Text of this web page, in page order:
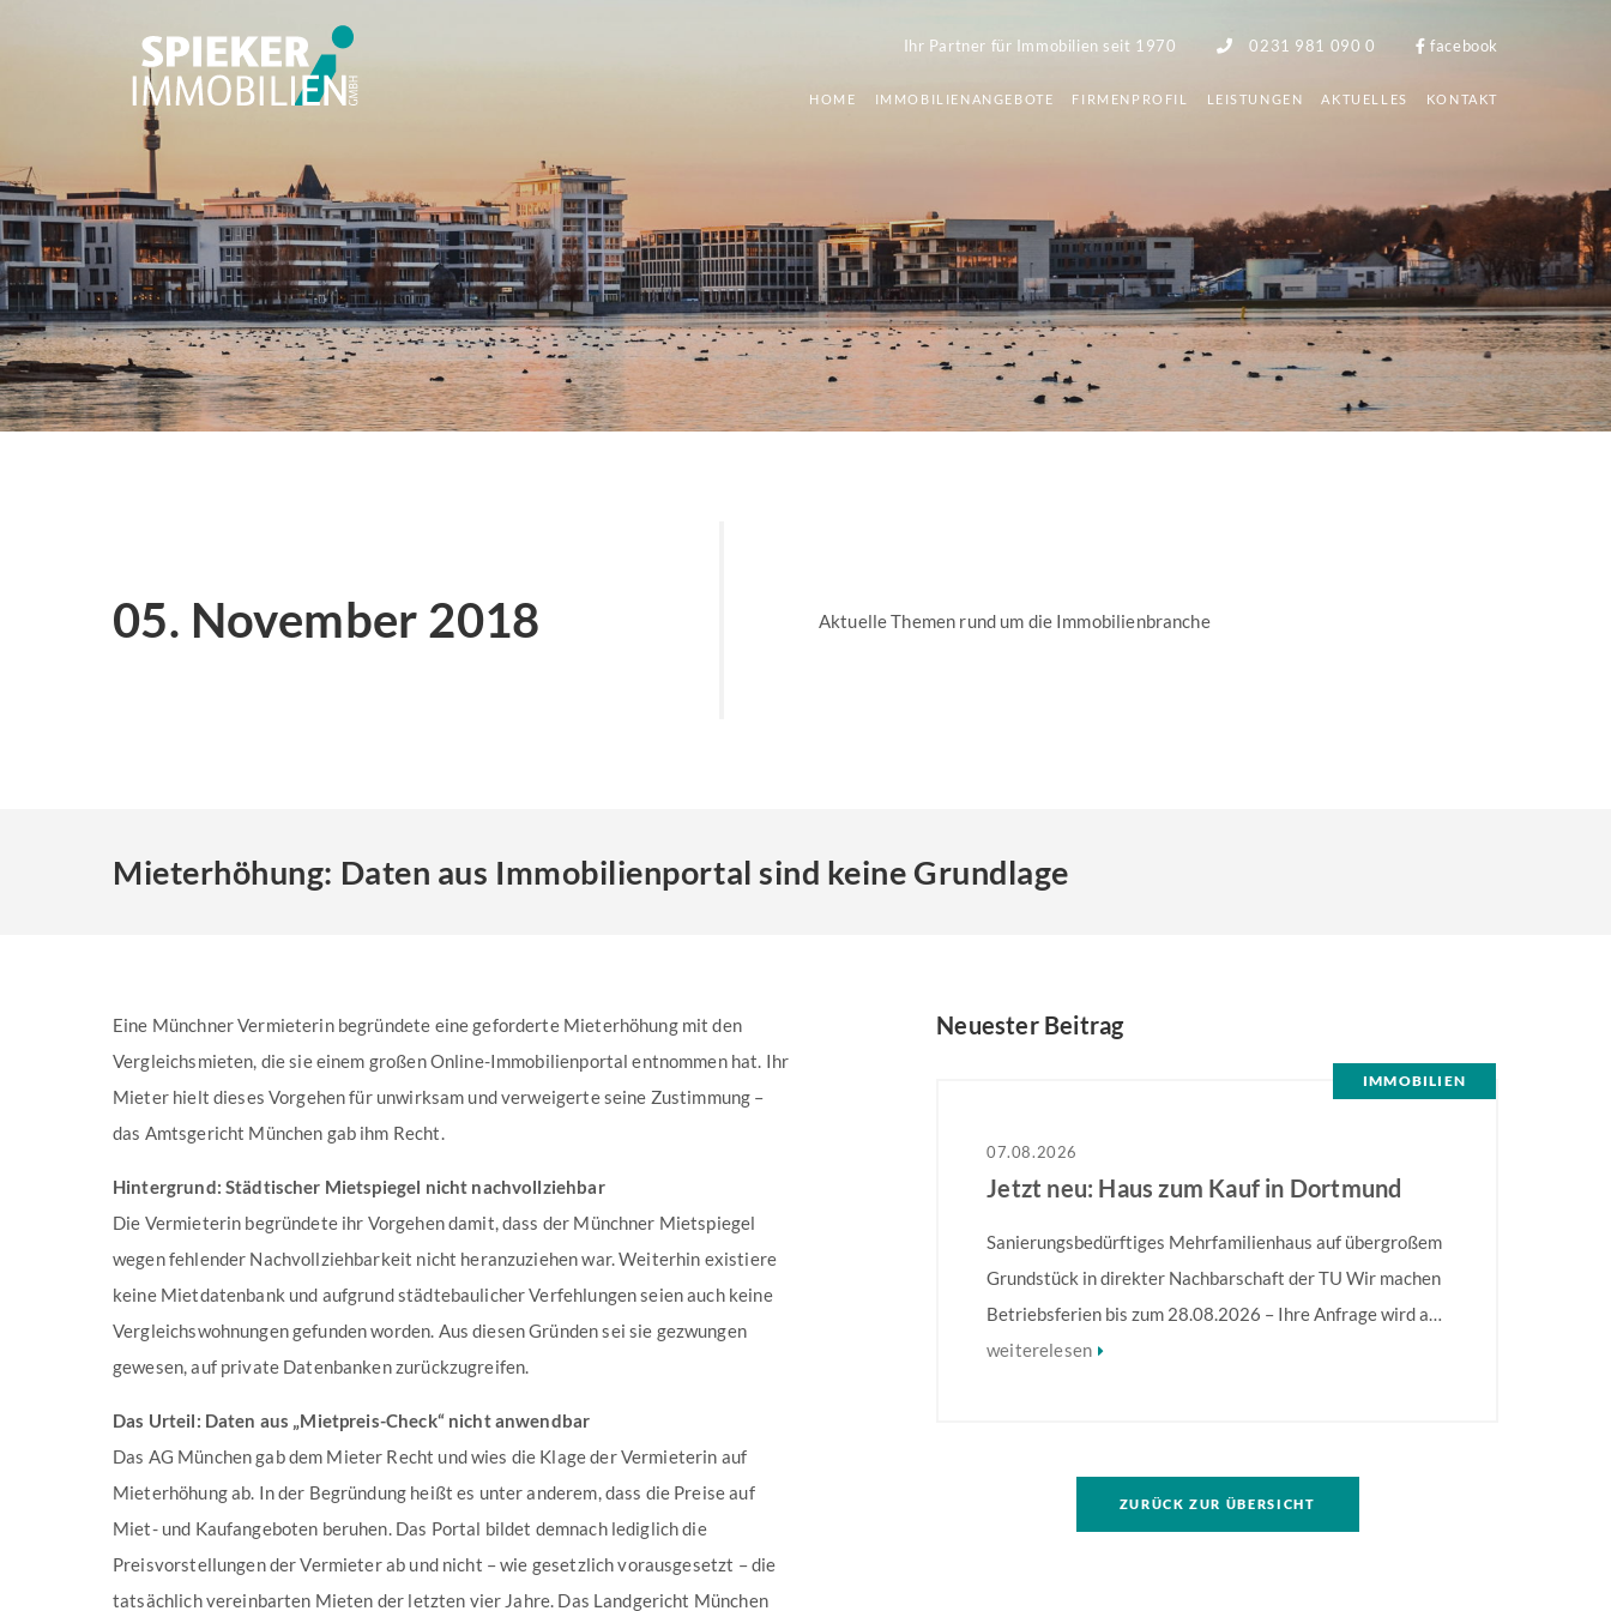
Ihr Partner für Immobilien seit 1970 0231 981 090 0 facebook
HOME IMMOBILIENANGEBOTE FIRMENPROFIL LEISTUNGEN AKTUELLES KONTAKT
05. November 2018 Aktuelle Themen rund um die Immobilienbranche
Mieterhöhung: Daten aus Immobilienportal sind keine Grundlage
Eine Münchner Vermieterin begründete eine geforderte Mieterhöhung mit den
Vergleichsmieten, die sie einem großen Online-Immobilienportal entnommen hat. Ihr
Mieter hielt dieses Vorgehen für unwirksam und verweigerte seine Zustimmung –
das Amtsgericht München gab ihm Recht.
Hintergrund: Städtischer Mietspiegel nicht nachvollziehbar
Die Vermieterin begründete ihr Vorgehen damit, dass der Münchner Mietspiegel
wegen fehlender Nachvollziehbarkeit nicht heranzuziehen war. Weiterhin existiere
keine Mietdatenbank und aufgrund städtebaulicher Verfehlungen seien auch keine
Vergleichswohnungen gefunden worden. Aus diesen Gründen sei sie gezwungen
gewesen, auf private Datenbanken zurückzugreifen.
Das Urteil: Daten aus „Mietpreis-Check“ nicht anwendbar
Das AG München gab dem Mieter Recht und wies die Klage der Vermieterin auf
Mieterhöhung ab. In der Begründung heißt es unter anderem, dass die Preise auf
Miet- und Kaufangeboten beruhen. Das Portal bildet demnach lediglich die
Preisvorstellungen der Vermieter ab und nicht – wie gesetzlich vorausgesetzt – die
tatsächlich vereinbarten Mieten der letzten vier Jahre. Das Landgericht München
Neuester Beitrag
IMMOBILIEN
07.08.2026
Jetzt neu: Haus zum Kauf in Dortmund
Sanierungsbedürftiges Mehrfamilienhaus auf übergroßem
Grundstück in direkter Nachbarschaft der TU Wir machen
Betriebsferien bis zum 28.08.2026 – Ihre Anfrage wird ab
dem 31.08.2026 bearbeitet! Sanierungsbedürftiges
Weitere Informationen finden Sie im Exposé.
weiterelesen
ZURÜCK ZUR ÜBERSICHT